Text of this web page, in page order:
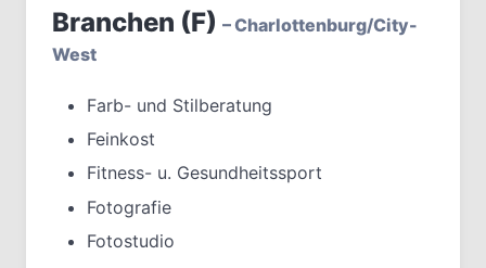
Branchen (F) – Charlottenburg/City-
West
Farb- und Stilberatung
Feinkost
Fitness- u. Gesundheitssport
Fotografie
Fotostudio